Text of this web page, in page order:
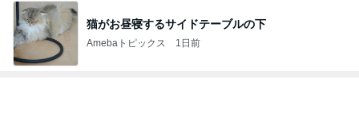
猫がお昼寝するサイドテーブルの下
Amebaトピックス 1日前